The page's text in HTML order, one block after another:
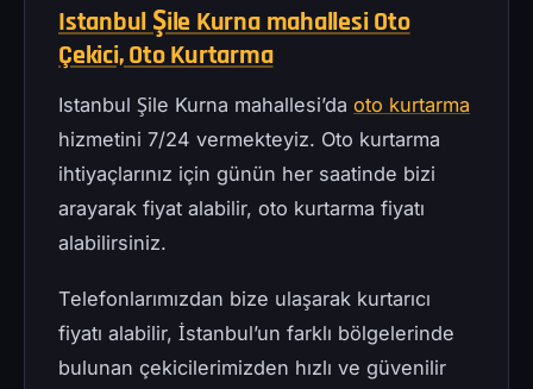
Istanbul Şile Kurna mahallesi Oto
Çekici, Oto Kurtarma
Istanbul Şile Kurna mahallesi’da oto kurtarma
hizmetini 7/24 vermekteyiz. Oto kurtarma
ihtiyaçlarınız için günün her saatinde bizi
arayarak fiyat alabilir, oto kurtarma fiyatı
alabilirsiniz.
Telefonlarımızdan bize ulaşarak kurtarıcı
fiyatı alabilir, İstanbul’un farklı bölgelerinde
bulunan çekicilerimizden hızlı ve güvenilir